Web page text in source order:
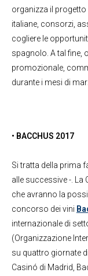
organizza il progetto
italiane, consorzi,
cogliere le
spagnolo. A tal fine,
promozionale,
durante i mesi di
• BACCHUS 2017
Si tratta della prima
alle successive -. La
che avranno la
concorso dei vini
internazionale di
(Organizzazione
su quattro giornate
Casinó di Madrid,